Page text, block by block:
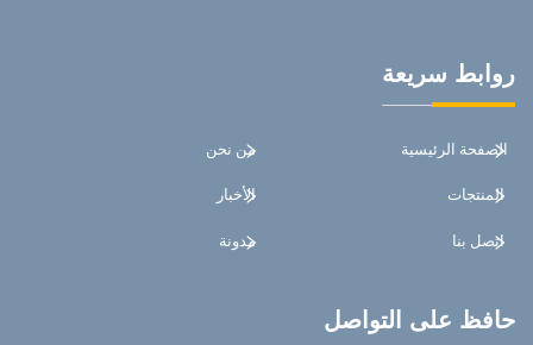
روابط سريعة
الصفحة الرئيسية من نحن
المنتجات الأخبار
اتصل بنا مدونة
حافظ على التواصل